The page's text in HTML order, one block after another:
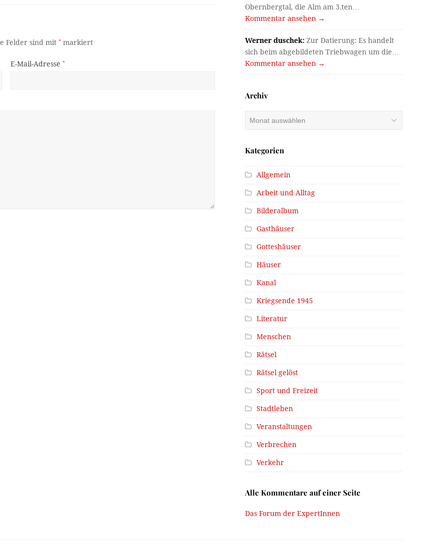
Felder sind mit* markiert
E-Mail-Adresse *
Obernbergtal, die Alm am 3.ten…
Kommentar ansehen →
Werner duschek: Zur Datierung: Es handelt
sich beim abgebildeten Triebwagen um die…
Kommentar ansehen →
Archiv
Kategorien
Allgemein
Arbeit und Alltag
Bilderalbum
Gasthäuser
Gotteshäuser
Häuser
Kanal
Kriegsende 1945
Literatur
Menschen
Rätsel
Rätsel gelöst
Sport und Freizeit
Stadtleben
Veranstaltungen
Verbrechen
Verkehr
Alle Kommentare auf einer Seite
Das Forum der ExpertInnen